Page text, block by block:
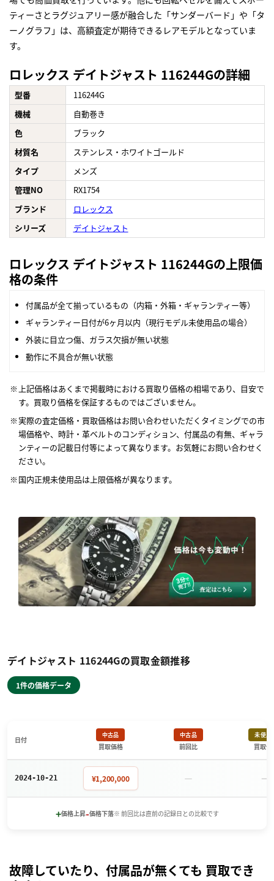
ティーさとラグジュアリー感が融合した「サンダーバード」や「タ
ーノグラフ」は、高額査定が期待できるレアモデルとなっていま
す。
ロレックス デイトジャスト 116244Gの詳細
型番
116244G
機械
自動巻き
色
ブラック
材質名
ステンレス・ホワイトゴールド
タイプ
メンズ
管理NO
RX1754
ブランド
ロレックス
シリーズ
デイトジャスト
ロレックス デイトジャスト 116244Gの上限価
格の条件
付属品が全て揃っているもの（内箱・外箱・ギャランティー等）
ギャランティー日付が6ヶ月以内（現行モデル未使用品の場合）
外装に目立つ傷、ガラス欠損が無い状態
動作に不具合が無い状態
上記価格はあくまで掲載時における買取り価格の相場であり、目安で
す。買取り価格を保証するものではございません。
実際の査定価格・買取価格はお問い合わせいただくタイミングでの市
場価格や、時計・革ベルトのコンディション、付属品の有無、ギャラ
ンティーの記載日付等によって異なります。お気軽にお問い合わせく
ださい。
国内正規未使用品は上限価格が異なります。
デイトジャスト 116244Gの買取金額推移
1件の価格データ
日付
中古品
買取価格
中古品
前回比
未使用
買取価
2024-10-21 ¥1,200,000 － －
+価格上昇-価格下落※ 前回比は直前の記録日との比較です
故障していたり、付属品が無くても 買取でき